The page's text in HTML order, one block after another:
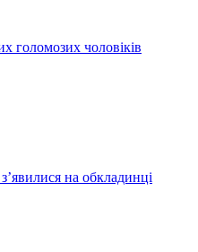
голомозих чоловіків
на обкладинці